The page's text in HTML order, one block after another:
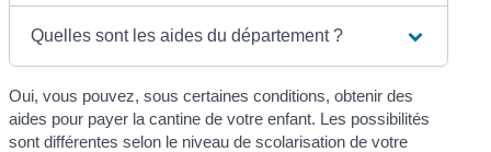
Quelles sont les aides du département ?
Oui, vous pouvez, sous certaines conditions, obtenir des
aides pour payer la cantine de votre enfant. Les possibilités
sont différentes selon le niveau de scolarisation de votre